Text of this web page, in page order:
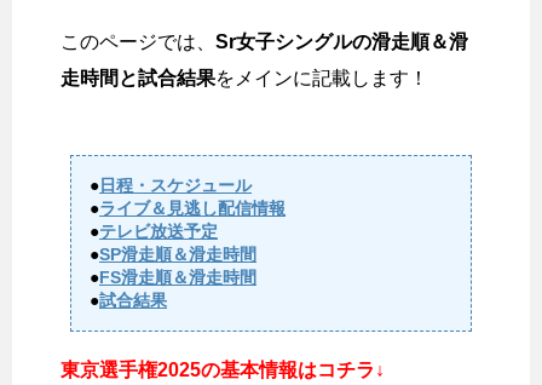
このページでは、 Sr女子シングルの滑走順＆滑
走時間と試合結果をメインに記載します！
●日程・スケジュール
●ライブ＆見逃し配信情報
●テレビ放送予定
●SP滑走順＆滑走時間
●FS滑走順＆滑走時間
●試合結果
東京選手権2025の基本情報はコチラ↓